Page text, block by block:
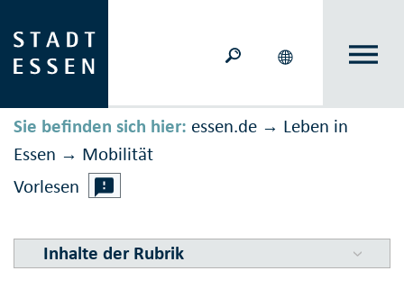
Sie befinden sich hier: essen.de → Leben in
Essen → Mobilität
Vorlesen
Inhalte der Rubrik